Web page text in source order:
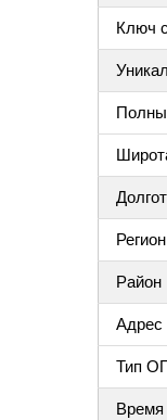
Ключ
Регион
Район
Адрес
Тип
Время